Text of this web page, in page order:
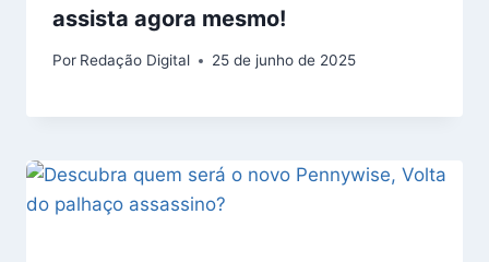
assista agora mesmo!
Por Redação Digital 25 de junho de 2025